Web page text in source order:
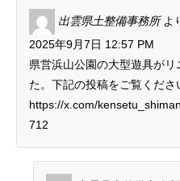
出雲県土整備事務所 よ
2025年9月7日 12:57 PM
県営浜山公園の大型遊具が
た。下記の投稿をご覧くださ
https://x.com/
712